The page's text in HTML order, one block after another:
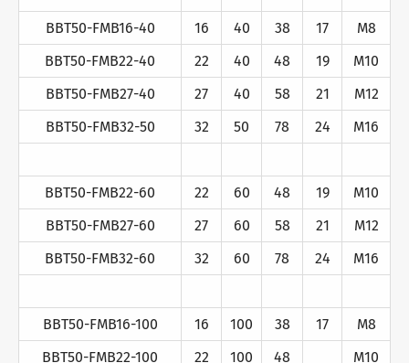
BBT50-FMB16-40 16 40 38 17
M8
BBT50-FMB22-40
22 40 48 19
M10
BBT50-FMB27-40
27 40 58 21
M12
BBT50-FMB32-50
32 50 78 24 M16
BBT50-FMB22-60 22 60 48 19
M10
BBT50-FMB27-60
27 60 58 21
M12
BBT50-FMB32-60
32 60 78 24 M16
BBT50-FMB16-100 16 100 38 17
M8
BBT50-FMB22-100
22 100 48 M10